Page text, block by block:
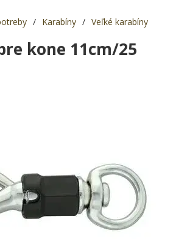
/ Karabíny / Veľké karabíny
kone 11cm/25